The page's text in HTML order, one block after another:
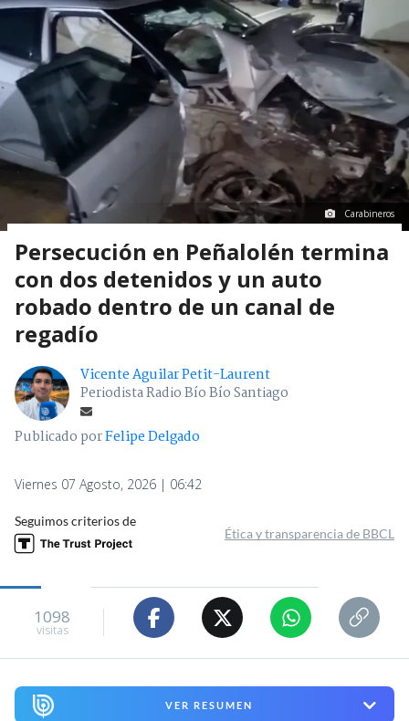
Carabineros
Persecución en Peñalolén termina
con dos detenidos y un auto
robado dentro de un canal de
regadío
Vicente Aguilar Petit-Laurent
Periodista Radio Bío Bío Santiago
Publicado porFelipe Delgado
Viernes 07 Agosto, 2026 | 06:42
Seguimos criterios de
Ética y transparencia de BBCL
1098
visitas
VER RESUMEN